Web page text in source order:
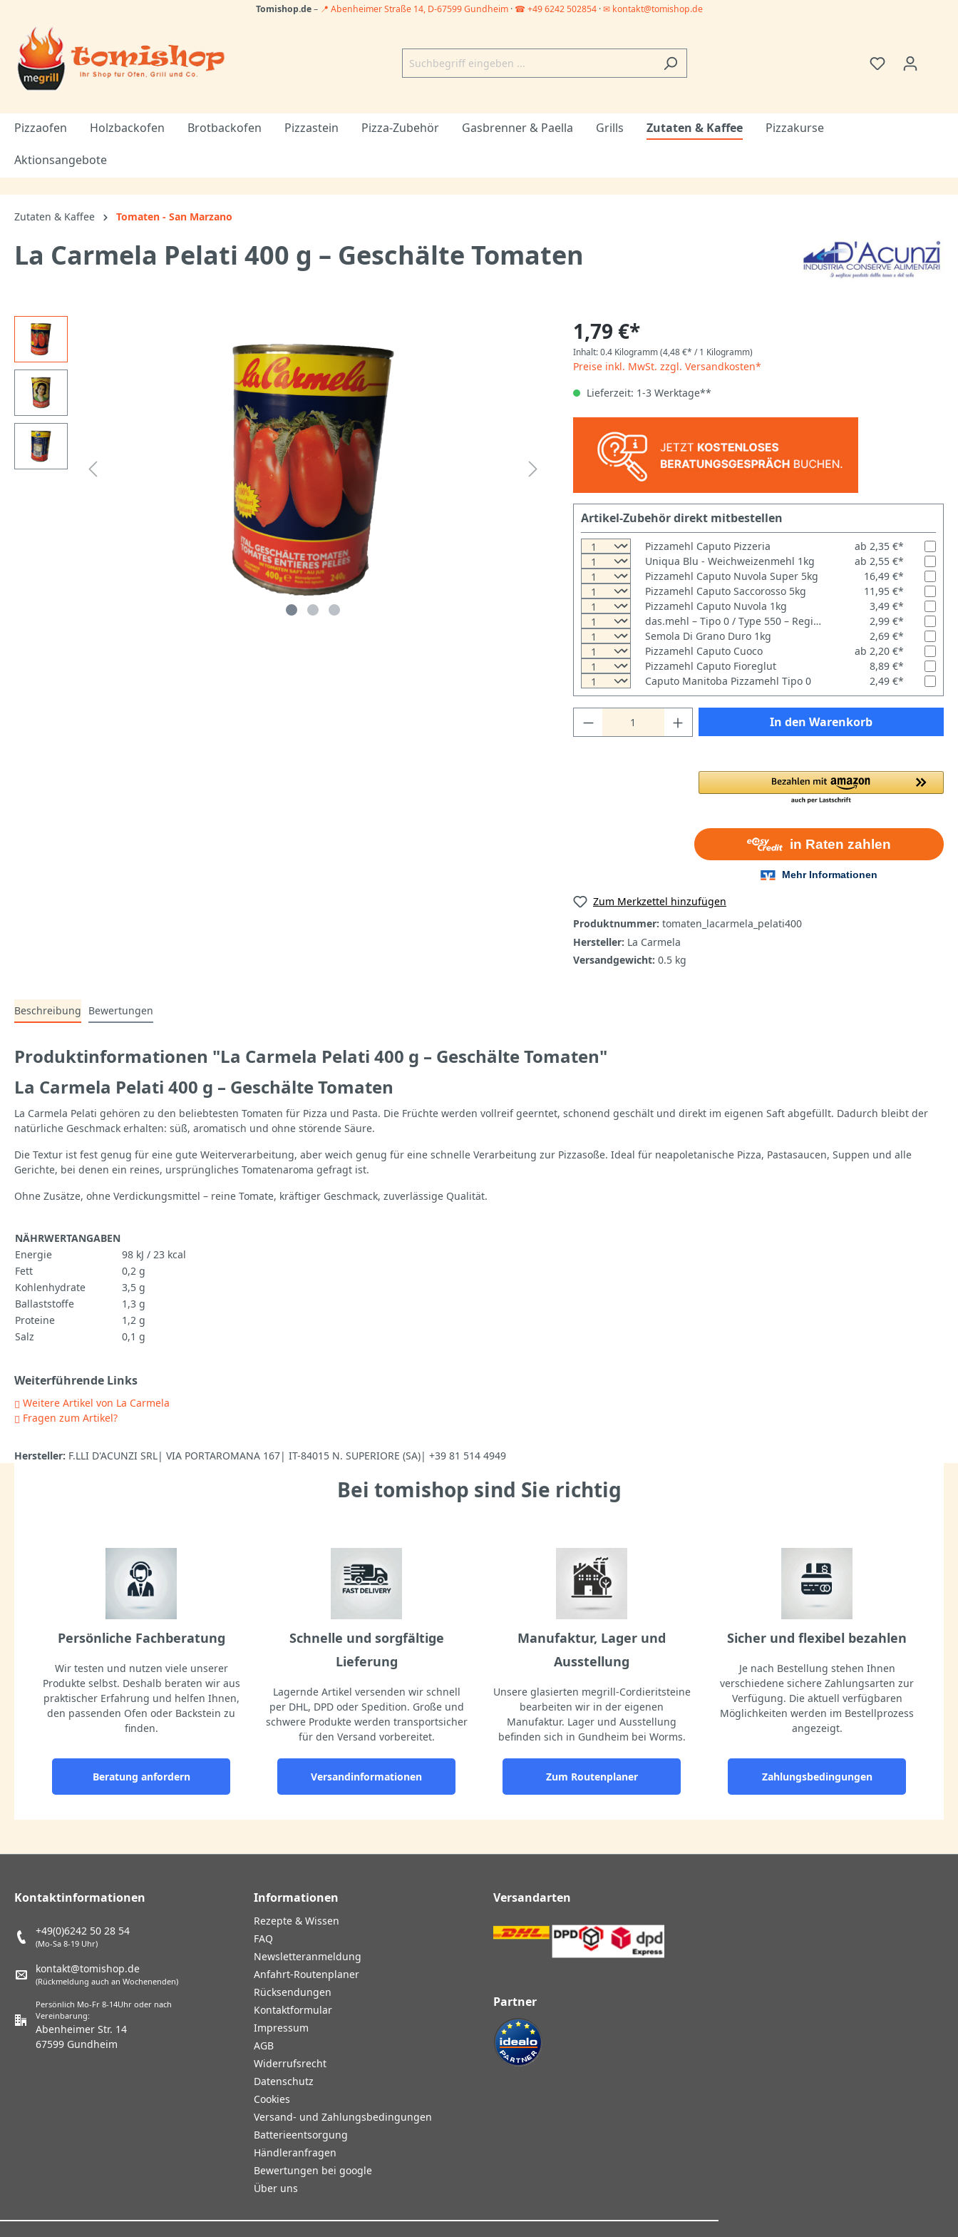
Tomishop.de– 📍 Abenheimer Straße 14, D-67599 Gundheim · ☎ +49 6242 502854·✉ kontakt@tomishop.de
Pizzaofen Holzbackofen Brotbackofen Pizzastein Pizza-Zubehör Gasbrenner & Paella Grills Zutaten & Kaffee Pizzakurse
Aktionsangebote
Zutaten & Kaffee Tomaten - San Marzano
La Carmela Pelati 400 g – Geschälte Tomaten
1,79 €*
Inhalt:0.4 Kilogramm(4,48 €* / 1 Kilogramm)
Preise inkl. MwSt. zzgl. Versandkosten*
Lieferzeit: 1-3 Werktage**
Artikel-Zubehör direkt mitbestellen
Pizzamehl Caputo Pizzeria
ab 2,35 €*
Uniqua Blu - Weichweizenmehl 1kg
ab 2,55 €*
Pizzamehl Caputo Nuvola Super 5kg
16,49 €*
Pizzamehl Caputo Saccorosso 5kg
11,95 €*
Pizzamehl Caputo Nuvola 1kg
3,49 €*
das.mehl – Tipo 0 / Type 550 – Regionales Premium-Weizenmehl 1kg
2,99 €*
Semola Di Grano Duro 1kg
2,69 €*
Pizzamehl Caputo Cuoco
ab 2,20 €*
Pizzamehl Caputo Fioreglut
8,89 €*
Caputo Manitoba Pizzamehl Tipo 0
2,49 €*
In den Warenkorb
Zum Merkzettel hinzufügen
Produktnummer: tomaten_lacarmela_pelati400
Hersteller: La Carmela
Versandgewicht: 0.5 kg
Beschreibung Bewertungen
Produktinformationen "La Carmela Pelati 400 g – Geschälte Tomaten"
La Carmela Pelati 400 g – Geschälte Tomaten
La Carmela Pelati gehören zu den beliebtesten Tomaten für Pizza und Pasta. Die Früchte werden vollreif geerntet, schonend geschält und direkt im eigenen Saft abgefüllt. Dadurch bleibt der
natürliche Geschmack erhalten: süß, aromatisch und ohne störende Säure.
Die Textur ist fest genug für eine gute Weiterverarbeitung, aber weich genug für eine schnelle Verarbeitung zur Pizzasoße. Ideal für neapoletanische Pizza, Pastasaucen, Suppen und alle
Gerichte, bei denen ein reines, ursprüngliches Tomatenaroma gefragt ist.
Ohne Zusätze, ohne Verdickungsmittel – reine Tomate, kräftiger Geschmack, zuverlässige Qualität.
NÄHRWERTANGABEN
Energie
98 kJ / 23 kcal
Fett
0,2 g
Kohlenhydrate
3,5 g
Ballaststoffe
1,3 g
Proteine
1,2 g
Salz
0,1 g
Weiterführende Links
Weitere Artikel von La Carmela
Fragen zum Artikel?
Hersteller: F.LLI D'ACUNZI SRL| VIA PORTAROMANA 167| IT-84015 N. SUPERIORE (SA)| +39 81 514 4949
Bei tomishop sind Sie richtig
Persönliche Fachberatung
Wir testen und nutzen viele unserer
Produkte selbst. Deshalb beraten wir aus
praktischer Erfahrung und helfen Ihnen,
den passenden Ofen oder Backstein zu
finden.
Beratung anfordern
Schnelle und sorgfältige
Lieferung
Lagernde Artikel versenden wir schnell
per DHL, DPD oder Spedition. Große und
schwere Produkte werden transportsicher
für den Versand vorbereitet.
Versandinformationen
Manufaktur, Lager und
Ausstellung
Unsere glasierten megrill-Cordieritsteine
bearbeiten wir in der eigenen
Manufaktur. Lager und Ausstellung
befinden sich in Gundheim bei Worms.
Zum Routenplaner
Sicher und flexibel bezahlen
Je nach Bestellung stehen Ihnen
verschiedene sichere Zahlungsarten zur
Verfügung. Die aktuell verfügbaren
Möglichkeiten werden im Bestellprozess
angezeigt.
Zahlungsbedingungen
Kontaktinformationen
+49(0)6242 50 28 54
(Mo-Sa 8-19 Uhr)
kontakt@tomishop.de
(Rückmeldung auch an Wochenenden)
Persönlich Mo-Fr 8-14Uhr oder nach
Vereinbarung:
Abenheimer Str. 14
67599 Gundheim
Informationen
Rezepte & Wissen
FAQ
Newsletteranmeldung
Anfahrt-Routenplaner
Rücksendungen
Kontaktformular
Impressum
AGB
Widerrufsrecht
Datenschutz
Cookies
Versand- und Zahlungsbedingungen
Batterieentsorgung
Händleranfragen
Bewertungen bei google
Über uns
Versandarten
Partner